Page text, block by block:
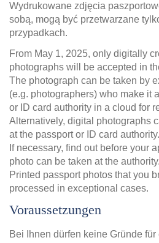
Wydrukowane zdjęcia
sobą, mogą być przetwarzane
przypadkach.
From May 1, 2025, only digitally
photographs will be accepted in
The photograph can be taken by
(e.g. photographers) who make it
or ID card authority in a cloud for
Alternatively, digital photographs
at the passport or ID card authority.
If necessary, find out before your
photo can be taken at the authority.
Printed passport photos that you
processed in exceptional cases.
Voraussetzungen
Bei Ihnen dürfen keine Gründe